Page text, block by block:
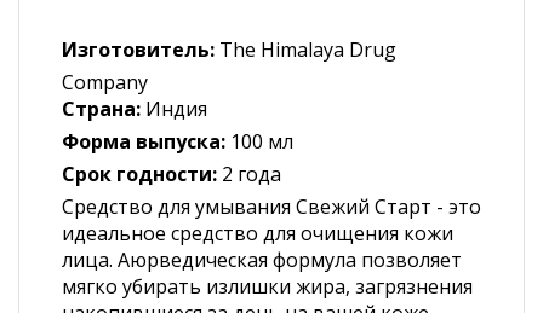
Изготовитель: The Himalaya Drug
Company
Страна: Индия
Форма выпуска: 100 мл
Срок годности: 2 года
Средство для умывания Свежий Старт - это
идеальное средство для очищения кожи
лица. Аюрведическая формула позволяет
мягко убирать излишки жира, загрязнения